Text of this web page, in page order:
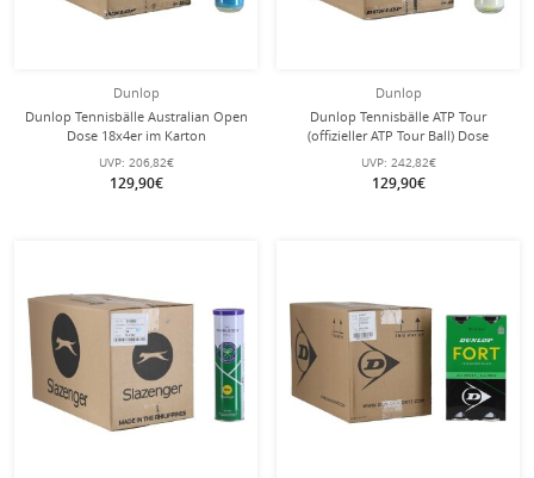
Dunlop
Dunlop Tennisbälle Australian Open
Dose 18x4er im Karton
UVP: 206,82€
129,90€
Dunlop
Dunlop Tennisbälle ATP Tour
(offizieller ATP Tour Ball) Dose
18x4er im Karton
UVP: 242,82€
129,90€